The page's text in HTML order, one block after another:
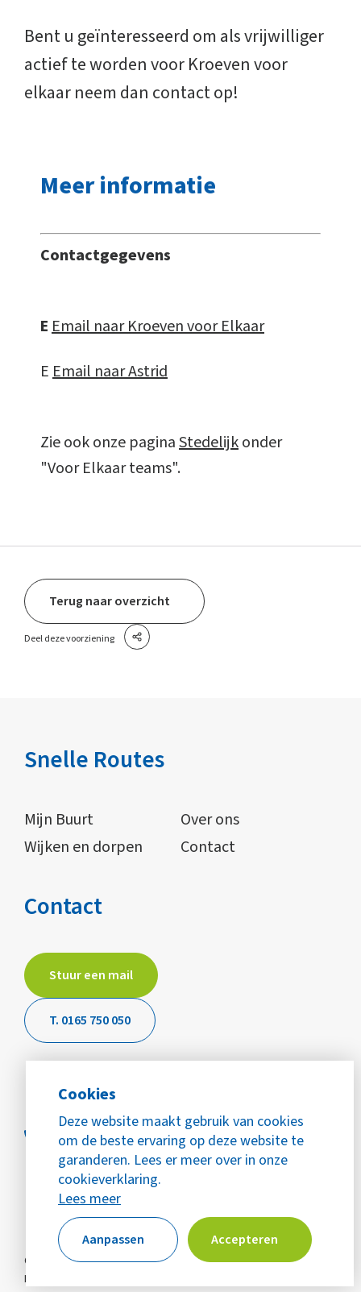
Cookies
Deze website maakt gebruik van cookies
om de beste ervaring op deze website te
garanderen. Lees er meer over in onze
cookieverklaring.
Lees meer
Aanpassen Accepteren
Bent u geïnteresseerd om als vrijwilliger
actief te worden voor Kroeven voor
elkaar neem dan contact op!
Meer informatie
Contactgegevens
EEmail naar Kroeven voor Elkaar
EEmail naar Astrid
Zie ook onze paginaStedelijkonder
"Voor Elkaar teams".
Terug naar overzicht
Deel deze voorziening
Snelle Routes
Mijn Buurt
Over ons
Wijken en dorpen
Contact
Contact
Stuur een mail
T. 0165 750 050
© Copyright 2026 WijZijn Mijn Buurt
Alle rechten voorbehouden
Privacy